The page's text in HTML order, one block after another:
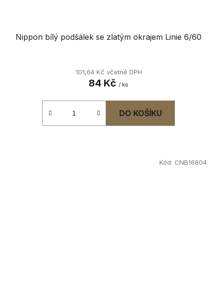
Nippon bílý podšálek se zlatým okrajem Linie 6/60
101,64 Kč včetně DPH
84 Kč / ks
DO KOŠÍKU
Kód: CNB16804